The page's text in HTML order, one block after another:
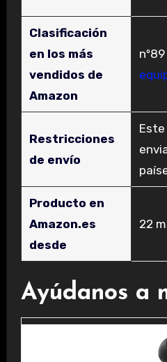
Clasificación
en los más
vendidos de
Amazon
Restricciones
de envío
Producto en
Amazon.es
desde
22
Ayúdanos a